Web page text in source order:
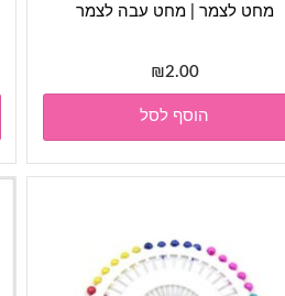
מחט לצמר | מחט עבה לצמר
₪2.00
הוסף לסל